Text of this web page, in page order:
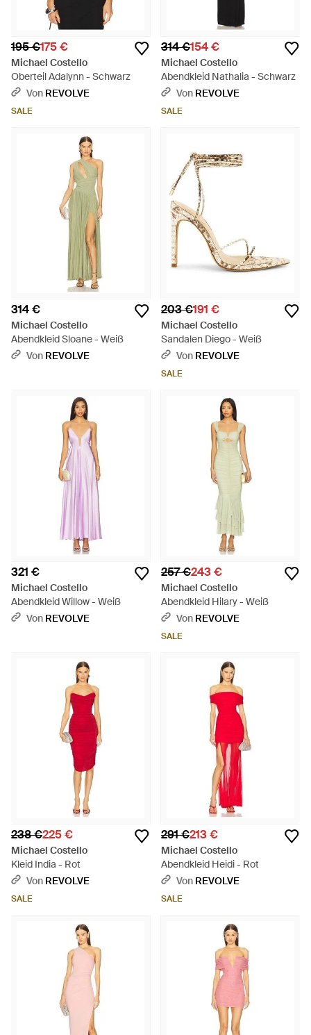
195 €175 €
Michael Costello
Oberteil Adalynn - Schwarz
Von REVOLVE
SALE
314 €154 €
Michael Costello
Abendkleid Nathalia - Schwarz
Von REVOLVE
SALE
314 €
Michael Costello
Abendkleid Sloane - Weiß
Von REVOLVE
203 €191 €
Michael Costello
Sandalen Diego - Weiß
Von REVOLVE
SALE
321 €
Michael Costello
Abendkleid Willow - Weiß
Von REVOLVE
257 €243 €
Michael Costello
Abendkleid Hilary - Weiß
Von REVOLVE
SALE
238 €225 €
Michael Costello
Kleid India - Rot
Von REVOLVE
SALE
291 €213 €
Michael Costello
Abendkleid Heidi - Rot
Von REVOLVE
SALE